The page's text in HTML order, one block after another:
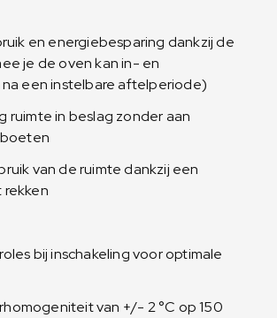
en energiebesparing dankzij de
je de oven kan in- en
een instelbare aftelperiode)
ruimte in beslag zonder aan
van de ruimte dankzij een
rekken
bij inschakeling voor optimale
van +/- 2 °C op 150